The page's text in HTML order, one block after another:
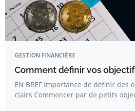
GESTION FINANCIÈRE
Comment définir vos
EN BREF Importance de définir des
clairs Commencer par de petits